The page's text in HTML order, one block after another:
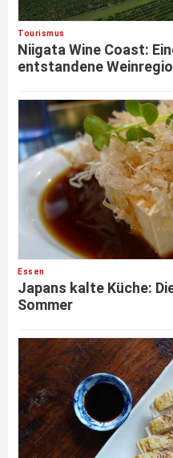
Tourismus
Niigata Wine Coast:
entstandene
Essen
Japans kalte Küche:
Sommer